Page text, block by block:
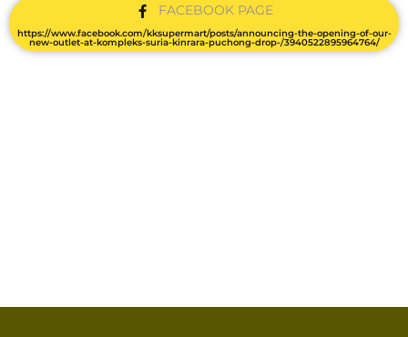
FACEBOOK PAGE
https://www.facebook.com/kksupermart/posts/announcing-the-opening-of-our-
new-outlet-at-kompleks-suria-kinrara-puchong-drop-/3940522895964764/